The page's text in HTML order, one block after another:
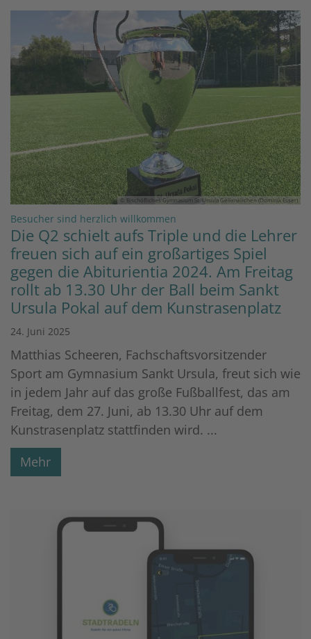
© Bischöfliches Gymnasium St. Ursula Geilenkirchen (Dominik Esser)
Besucher sind herzlich willkommen
Die Q2 schielt aufs Triple und die Lehrer
freuen sich auf ein großartiges Spiel
gegen die Abiturientia 2024. Am Freitag
rollt ab 13.30 Uhr der Ball beim Sankt
Ursula Pokal auf dem Kunstrasenplatz
24. Juni 2025
Matthias Scheeren, Fachschaftsvorsitzender
Sport am Gymnasium Sankt Ursula, freut sich wie
in jedem Jahr auf das große Fußballfest, das am
Freitag, dem 27. Juni, ab 13.30 Uhr auf dem
Kunstrasenplatz stattfinden wird. ...
Mehr